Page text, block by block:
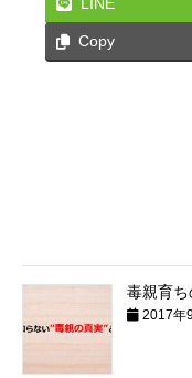
Copy
毒親育ち
2017年